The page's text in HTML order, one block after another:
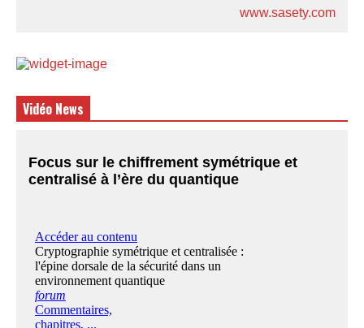
www.sasety.com
Vidéo News
Focus sur le chiffrement symétrique et
centralisé à l’ère du quantique